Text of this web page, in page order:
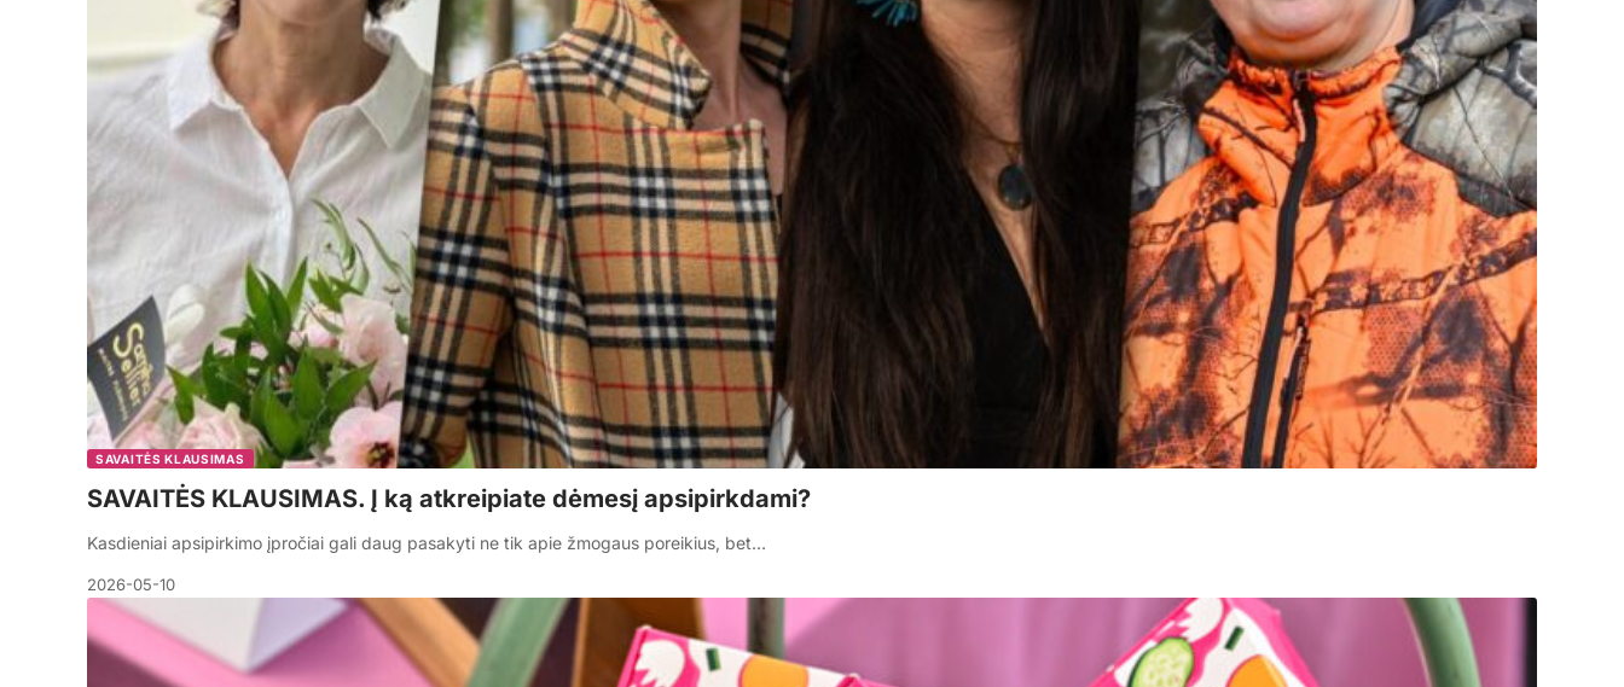
SAVAITĖS KLAUSIMAS
SAVAITĖS KLAUSIMAS. Į ką atkreipiate dėmesį apsipirkdami?
Kasdieniai apsipirkimo įpročiai gali daug pasakyti ne tik apie žmogaus poreikius, bet…
2026-05-10